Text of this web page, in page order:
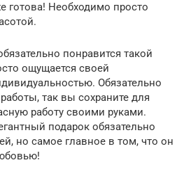
готова! Необходимо просто
понравится такой
ощущается своей
Обязательно
так вы сохраните для
работу своими руками.
подарок обязательно
но самое главное в том, что он